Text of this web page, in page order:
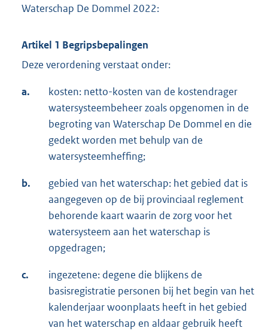
Waterschap De Dommel 2022:
Artikel 1 Begripsbepalingen
Deze verordening verstaat onder:
a.
kosten: netto-kosten van de kostendrager
watersysteembeheer zoals opgenomen in de
begroting van Waterschap De Dommel en die
gedekt worden met behulp van de
watersysteemheffing;
b.
gebied van het waterschap: het gebied dat is
aangegeven op de bij provinciaal reglement
behorende kaart waarin de zorg voor het
watersysteem aan het waterschap is
opgedragen;
c.
ingezetene: degene die blijkens de
basisregistratie personen bij het begin van het
kalenderjaar woonplaats heeft in het gebied
van het waterschap en aldaar gebruik heeft